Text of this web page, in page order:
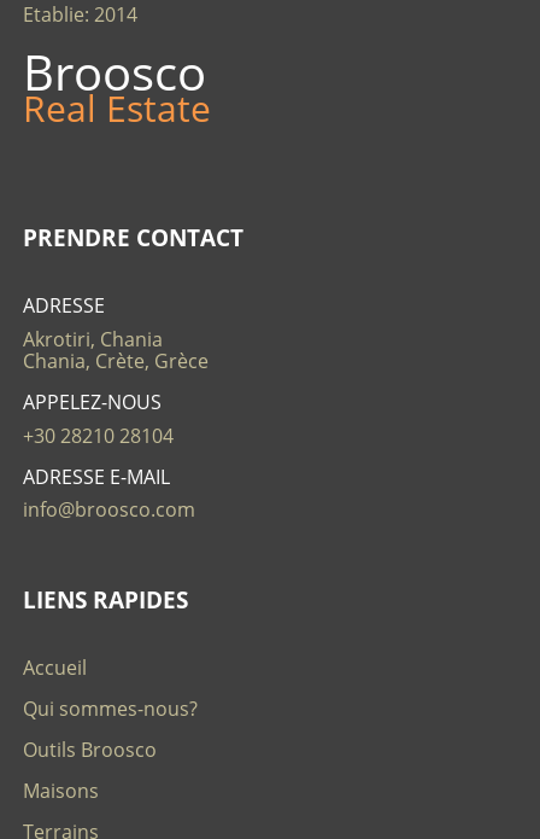
Etablie: 2014
Broosco
Real Estate
PRENDRE CONTACT
ADRESSE
Akrotiri, Chania
Chania, Crète, Grèce
APPELEZ-NOUS
+30 28210 28104
ADRESSE E-MAIL
info@broosco.com
LIENS RAPIDES
Accueil
Qui sommes-nous?
Outils Broosco
Maisons
Terrains